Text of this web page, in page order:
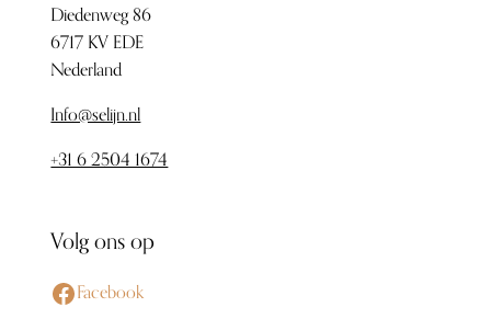
Diedenweg 86
6717 KV EDE
Nederland
Info@selijn.nl
+31 6 2504 1674
Volg ons op
Facebook